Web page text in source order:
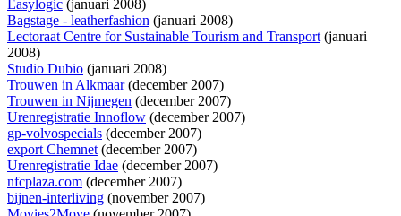
Easylogic (januari 2008)
Bagstage - leatherfashion (januari 2008)
Lectoraat Centre for Sustainable Tourism and Transport(januari
2008)
Studio Dubio (januari 2008)
Trouwen in Alkmaar(december 2007)
Trouwen in Nijmegen (december 2007)
Urenregistratie Innoflow (december 2007)
gp-volvospecials (december 2007)
export Chemnet(december 2007)
Urenregistratie Idae (december 2007)
nfcplaza.com (december 2007)
bijnen-interliving (november 2007)